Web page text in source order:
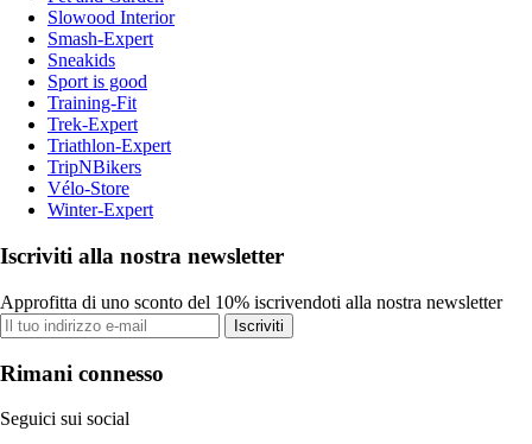
Slowood Interior
Smash-Expert
Sneakids
Sport is good
Training-Fit
Trek-Expert
Triathlon-Expert
TripNBikers
Vélo-Store
Winter-Expert
Iscriviti alla nostra newsletter
Approfitta di uno sconto del 10% iscrivendoti alla nostra newsletter
Iscriviti
Rimani connesso
Seguici sui social